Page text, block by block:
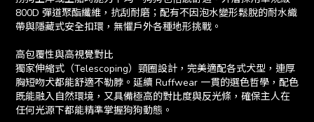
800D 彈道聚酯纖維，抗刮耐磨；配有不因泡水變形鬆脫的耐水織
帶與隱藏式安全扣環，無懼戶外各種地形挑戰。
高包覆性與高視覺對比
獨家伸縮式（Telescoping）頸圈設計，完美適配各式犬型，連厚
胸短吻犬都能舒適不勒脖。延續 Ruffwear 一貫的選色哲學，配色
既能融入自然環境，又具備極高的對比度與反光條，確保主人在
任何光源下都能精準掌握狗狗動態。